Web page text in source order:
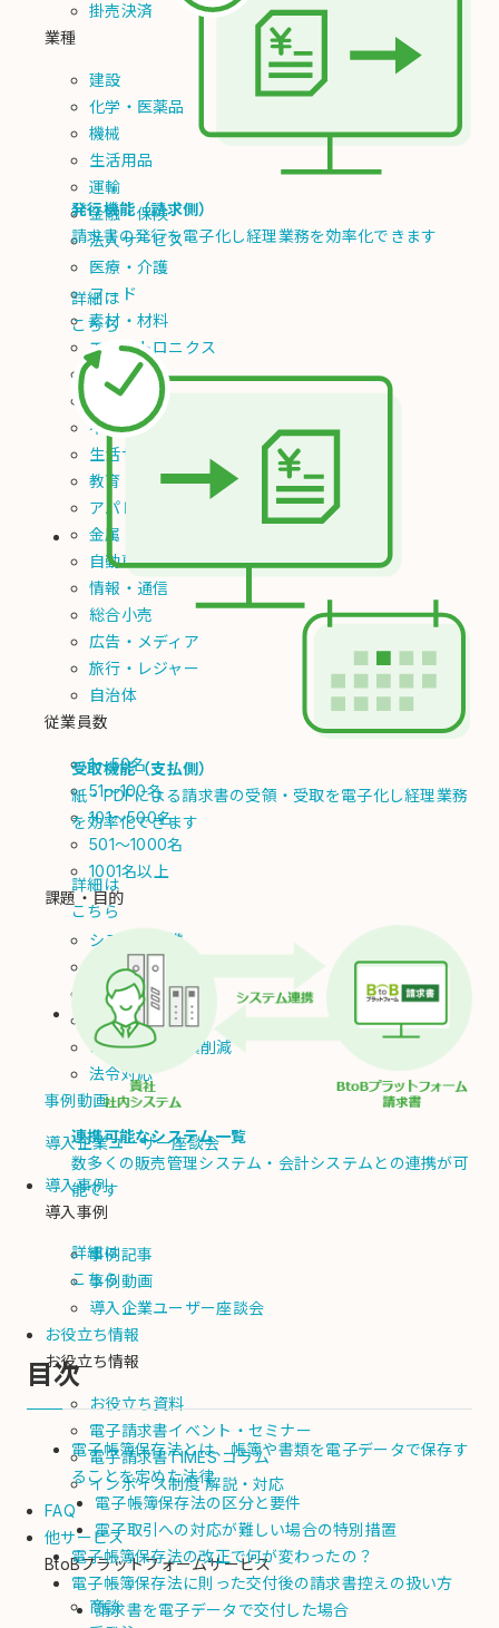
掛売決済
業種
建設
化学・医薬品
機械
生活用品
運輸
金融・保険
法人サービス
医療・介護
フード
素材・材料
エレクトロニクス
エネルギー
総合卸
不動産
生活サービス
教育
アパレル
金属
自動車・輸送用機器
情報・通信
総合小売
広告・メディア
旅行・レジャー
自治体
従業員数
1～50名
51～100名
101～500名
501～1000名
1001名以上
課題・目的
システム連携
脱属人化
手作業ミスの解消
業務時間削減
コスト・人件費削減
法令対応
事例動画
導入企業ユーザー座談会
導入事例
導入事例
事例記事
事例動画
導入企業ユーザー座談会
お役立ち情報
お役立ち情報
お役立ち資料
電子請求書イベント・セミナー
電子請求書TIMES コラム
インボイス制度 解説・対応
FAQ
他サービス
BtoBプラットフォームサービス
商談
発行機能（請求側）
請求書の発行を電子化し経理業務を効率化できます
詳細は
こちら
受取機能（支払側）
紙・PDFによる請求書の受領・受取を電子化し経理業務
を効率化できます
詳細は
こちら
連携可能なシステム一覧
数多くの販売管理システム・会計システムとの連携が可
能です
詳細は
こちら
目次
電子帳簿保存法とは、帳簿や書類を電子データで保存す
ることを定めた法律
電子帳簿保存法の区分と要件
電子取引への対応が難しい場合の特別措置
電子帳簿保存法の改正で何が変わったの？
電子帳簿保存法に則った交付後の請求書控えの扱い方
請求書を電子データで交付した場合